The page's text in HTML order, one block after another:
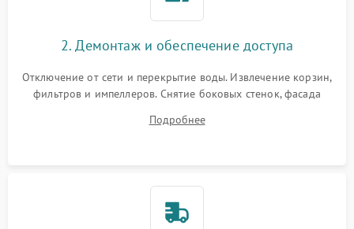
2. Демонтаж и обеспечение доступа
Отключение от сети и перекрытие воды. Извлечение корзин,
фильтров и импеллеров. Снятие боковых стенок, фасада
циркуляционному насосу, ТЭНу и сливной помпе.
Подробнее